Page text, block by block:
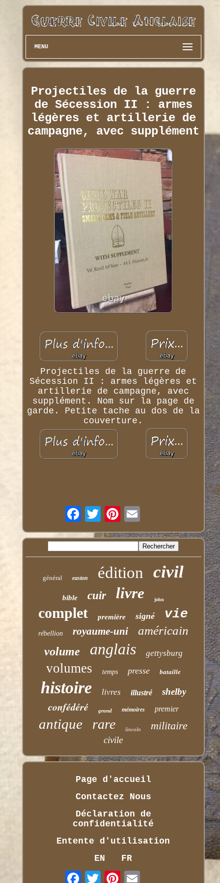
MENU
Projectiles de la guerre
de Sécession II : armes
légères et artillerie de
campagne, avec supplément
Projectiles de la guerre de
Sécession II : armes légères et
artillerie de campagne, avec
supplément. Nom sur la page de
garde. Petite tache au dos de la
couverture.
général easton édition civil
bible cuir livre john
complet première signé vie
rébellion royaume-uni américain
volume anglais gettysburg
volumes temps presse bataille
histoire livres illustré shelby
confédéré grand mémoires premier
antique rare lincoln militaire
civile
Page d'accueil
Contactez Nous
Déclaration de
confidentialité
Entente d'utilisation
EN
FR